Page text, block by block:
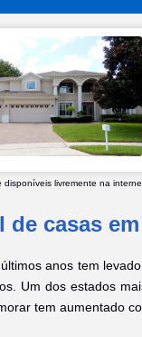
livremente na
casas
anos tem
Um dos estados
tem aumentado